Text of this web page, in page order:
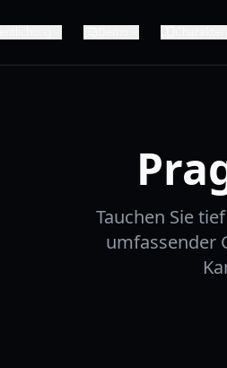
Tauchen Sie
umfassender